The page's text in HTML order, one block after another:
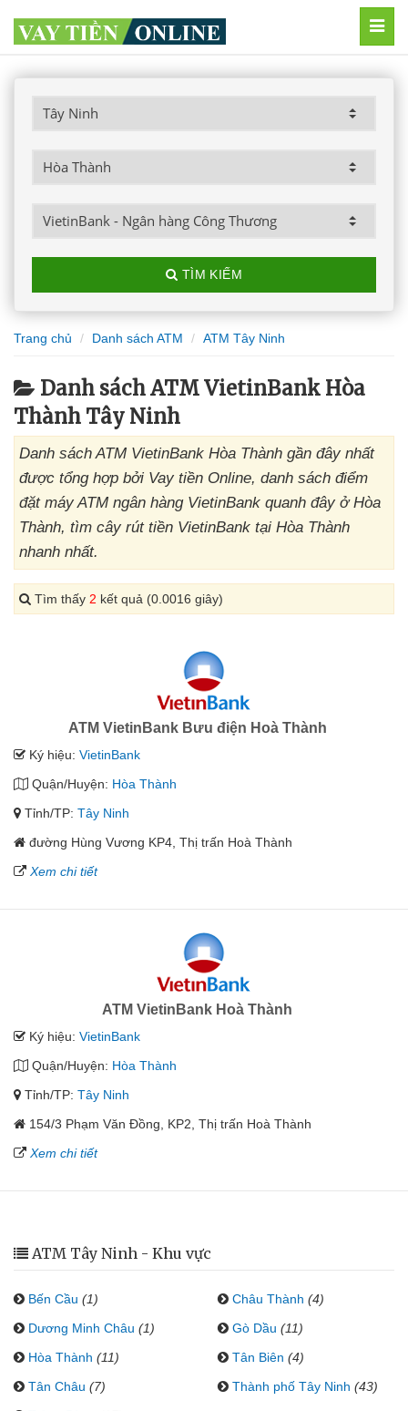
TÌM KIẾM
Trang chủ Danh sách ATM ATM Tây Ninh
Danh sách ATM VietinBank Hòa
Thành Tây Ninh
Danh sách ATM VietinBank Hòa Thành gần đây nhất
được tổng hợp bởi Vay tiền Online, danh sách điểm
đặt máy ATM ngân hàng VietinBank quanh đây ở Hòa
Thành, tìm cây rút tiền VietinBank tại Hòa Thành
nhanh nhất.
Tìm thấy 2 kết quả (0.0016 giây)
ATM VietinBank Bưu điện Hoà Thành
Ký hiệu: VietinBank
Quận/Huyện: Hòa Thành
Tỉnh/TP: Tây Ninh
đường Hùng Vương KP4, Thị trấn Hoà Thành
Xem chi tiết
ATM VietinBank Hoà Thành
Ký hiệu: VietinBank
Quận/Huyện: Hòa Thành
Tỉnh/TP: Tây Ninh
154/3 Phạm Văn Đồng, KP2, Thị trấn Hoà Thành
Xem chi tiết
ATM Tây Ninh - Khu vực
Bến Cầu (1) Châu Thành (4)
Dương Minh Châu (1) Gò Dầu (11)
Hòa Thành (11) Tân Biên (4)
Tân Châu (7) Thành phố Tây Ninh (43)